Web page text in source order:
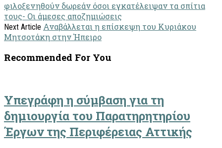
φιλοξενηθούν δωρεάν όσοι εγκατέλειψαν τα σπίτια
τους- Οι άμεσες αποζημιώσεις
Next Article Αναβάλλεται η επίσκεψη του Κυριάκου
Μητσοτάκη στην Ήπειρο
Recommended For You
Υπεγράφη η σύμβαση για τη
δημιουργία του Παρατηρητηρίου
Έργων της Περιφέρειας Αττικής